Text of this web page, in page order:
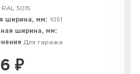
RAL 5015
ширина, мм: 1051
ширина, мм:
Для гаража
₽